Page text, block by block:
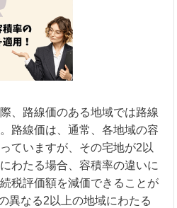
、路線価のある地域では路線
路線価は、通常、各地域の容
ていますが、その宅地が2以
わたる場合、容積率の違いに
税評価額を減価できることが
異なる2以上の地域にわたる